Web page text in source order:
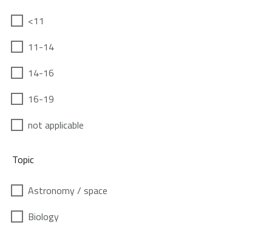
<11
11-14
14-16
16-19
not applicable
Topic
Astronomy / space
Biology